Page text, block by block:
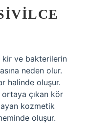
kir ve bakterilerin
neden olur.
halinde oluşur.
çıkan kör
kozmetik
oluşur.